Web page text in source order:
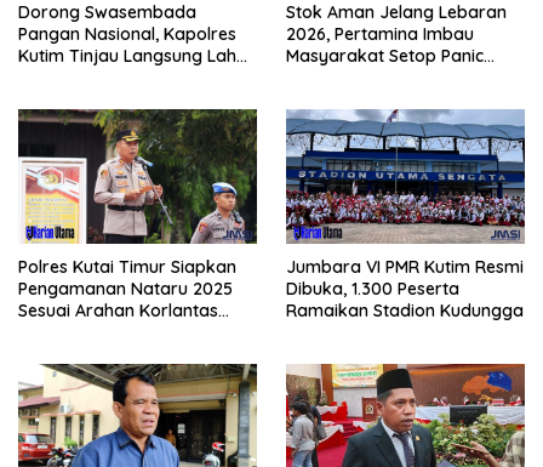
Dorong Swasembada
Pangan Nasional, Kapolres
Kutim Tinjau Langsung Lahan
Stok Aman Jelang Lebaran
2026, Pertamina Imbau
Masyarakat Setop Panic
Polres Kutai Timur Siapkan
Pengamanan Nataru 2025
Sesuai Arahan Korlantas
Jumbara VI PMR Kutim Resmi
Dibuka, 1.300 Peserta
Ramaikan Stadion Kudungga